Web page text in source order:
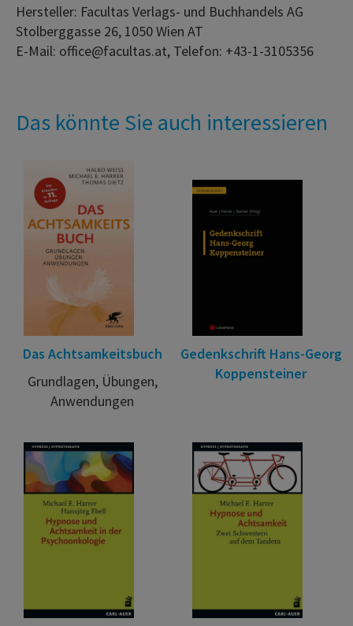
Hersteller: Facultas Verlags- und Buchhandels AG
Stolberggasse 26, 1050 Wien AT
E-Mail: office@facultas.at, Telefon: +43-1-3105356
Das könnte Sie auch interessieren
Das Achtsamkeitsbuch
Grundlagen, Übungen,
Anwendungen
Gedenkschrift Hans-Georg
Koppensteiner